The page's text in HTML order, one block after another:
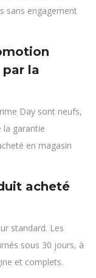
sans engagement
la
Day sont neufs,
la garantie
en magasin
acheté
standard. Les
sous 30 jours, à
et complets.